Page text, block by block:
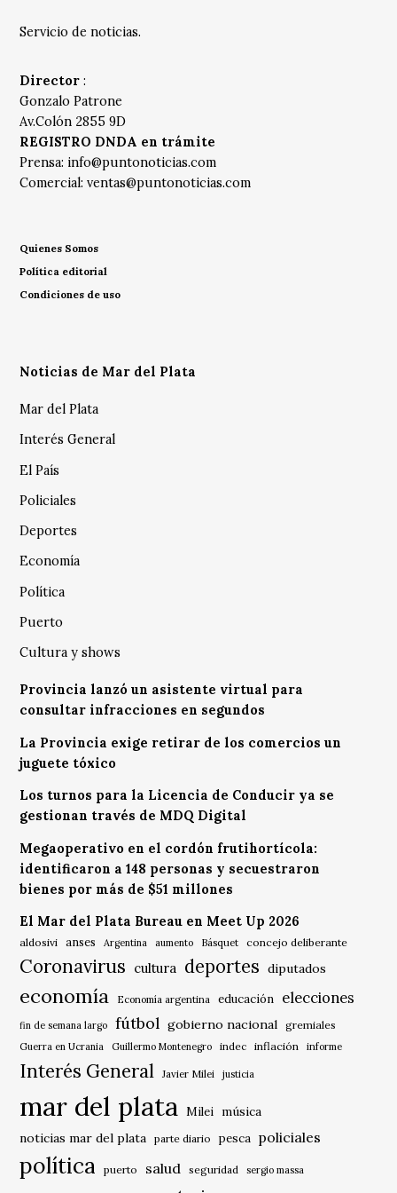
Servicio de noticias.
Director :
Gonzalo Patrone
Av.Colón 2855 9D
REGISTRO DNDA en trámite
Prensa: info@puntonoticias.com
Comercial:ventas@puntonoticias.com
Quienes Somos
Política editorial
Condiciones de uso
Noticias de Mar del Plata
Mar del Plata
Interés General
El País
Policiales
Deportes
Economía
Política
Puerto
Cultura y shows
Provincia lanzó un asistente virtual para
consultar infracciones en segundos
La Provincia exige retirar de los comercios un
juguete tóxico
Los turnos para la Licencia de Conducir ya se
gestionan través de MDQ Digital
Megaoperativo en el cordón frutihortícola:
identificaron a 148 personas y secuestraron
bienes por más de $51 millones
El Mar del Plata Bureau en Meet Up 2026
aldosivi anses Argentina aumento Básquet concejo deliberante
Coronavirus cultura deportes diputados
economía Economía argentina educación elecciones
fin de semana largo fútbol gobierno nacional gremiales
Guerra en Ucrania Guillermo Montenegro indec inflación informe
Interés General Javier Milei justicia
mar del plata Milei música
noticias mar del plata
parte diario pesca policiales
política puerto salud seguridad sergio massa